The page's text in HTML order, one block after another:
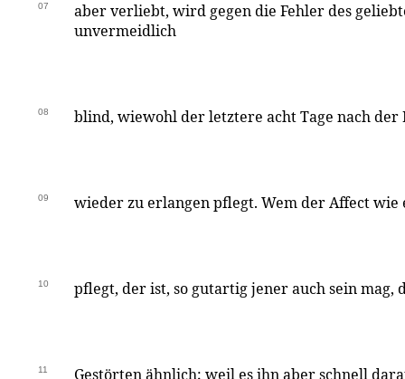
07
aber verliebt, wird gegen die Fehler des
unvermeidlich
08 blind, wiewohl der letztere acht Tage nach der
09 wieder zu erlangen pflegt. Wem der Affect wie
10 pflegt, der ist, so gutartig jener auch sein mag,
11 Gestörten ähnlich; weil es ihn aber schnell